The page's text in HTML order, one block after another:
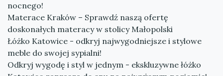
nocnego!
Materace Kraków – Sprawdź naszą ofertę
doskonałych materacy w stolicy Małopolski
Łóżko Katowice - odkryj najwygodniejsze i stylowe
meble do swojej sypialni!
Odkryj wygodę i styl w jednym - ekskluzywne łóżko